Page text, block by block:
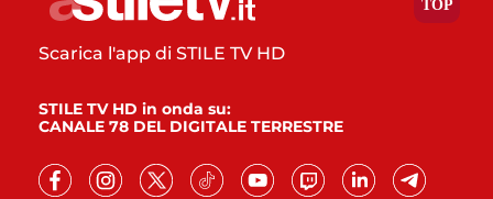
Scarica l'app di STILE TV HD
STILE TV HD in onda su:
CANALE 78 DEL DIGITALE TERRESTRE